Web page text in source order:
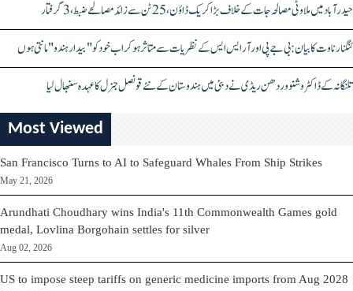
حیدرآباد میں ملاوٹی مصالحہ جات کے خلاف بڑا کریک ڈاؤن، 25 ٹن سے زائد مصالحے ضبط، 3 گرفتار
کنگنا رناوت کا بیان: بی جے پی اور آر ایس ایس کے نظریات سے متاثر ہو کر اب خود کو "بیدار ہندو" مانتی ہوں
تلنگانہ کے ڈاکٹر وشنو وردھن ریڈی نے دبئی میں ہندوستان کے نئے قونصل جنرل کا عہدہ سنبھال لیا
Most Viewed
San Francisco Turns to AI to Safeguard Whales From Ship Strikes
May 21, 2026
Arundhati Choudhary wins India's 11th Commonwealth Games gold
medal, Lovlina Borgohain settles for silver
Aug 02, 2026
US to impose steep tariffs on generic medicine imports from Aug 2028